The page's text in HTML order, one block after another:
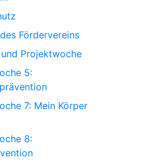
Fördervereins
Projektwoche
5:
7: Mein Körper
8: